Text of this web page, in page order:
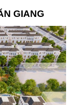
GIANG